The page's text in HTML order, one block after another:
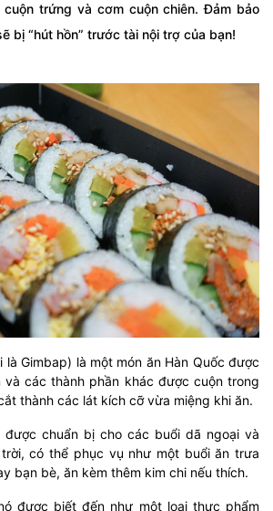
trứng và cơm cuộn chiên. Đảm bảo
bị “hút hồn” trước tài nội trợ của bạn!
là Gimbap) là một món ăn Hàn Quốc được
và các thành phần khác được cuộn trong
thành các lát kích cỡ vừa miệng khi ăn.
được chuẩn bị cho các buổi dã ngoại và
có thể phục vụ như một buổi ăn trưa
bạn bè, ăn kèm thêm kim chi nếu thích.
được biết đến như một loại thực phẩm